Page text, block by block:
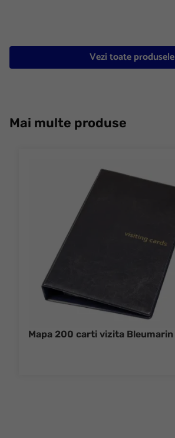
Vezi toate produsele
Mai multe produse
Mapa 200 carti vizita Bleumarin